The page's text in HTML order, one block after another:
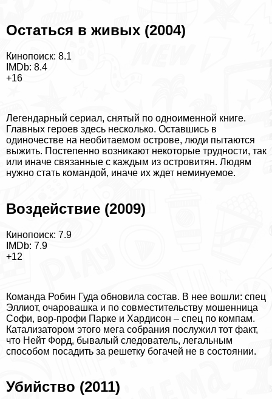
Остаться в живых (2004)
Кинопоиск: 8.1
IMDb: 8.4
+16
Легендарный сериал, снятый по одноименной книге.
Главных героев здесь несколько. Оставшись в
одиночестве на необитаемом острове, люди пытаются
выжить. Постепенно возникают некоторые трудности, так
или иначе связанные с каждым из островитян. Людям
нужно стать комaндой, иначе их ждет неминуемое.
Воздействие (2009)
Кинопоиск: 7.9
IMDb: 7.9
+12
Комaнда Робин Гуда обновила состав. В нее вошли: спец
Эллиот, очаровашка и по совместительству мошенница
Софи, вор-профи Парке и Хардисон – спец по компам.
Катализатором этого мега собрания послужил тот факт,
что Нейт Форд, бывалый следователь, легальным
способом посадить за решетку богачей не в состоянии.
Убийство (2011)